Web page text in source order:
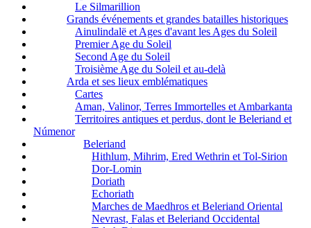
Le Silmarillion
Grands événements et grandes batailles historiques
Ainulindalë et Ages d'avant les Ages du Soleil
Premier Age du Soleil
Second Age du Soleil
Troisième Age du Soleil et au-delà
Arda et ses lieux emblématiques
Cartes
Aman, Valinor, Terres Immortelles et Ambarkanta
Territoires antiques et perdus, dont le Beleriand et
Númenor
Beleriand
Hithlum, Mihrim, Ered Wethrin et Tol-Sirion
Dor-Lomin
Doriath
Echoriath
Marches de Maedhros et Beleriand Oriental
Nevrast, Falas et Beleriand Occidental